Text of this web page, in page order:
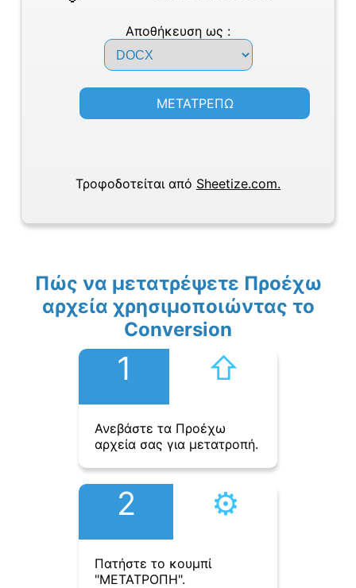
Αποθήκευση ως :
ΜΕΤΑΤΡΕΠΩ
Τροφοδοτείται από Sheetize.com.
Πώς να μετατρέψετε Προέχω
αρχεία χρησιμοποιώντας το
Conversion
1 ⇧︎
Ανεβάστε τα Προέχω
αρχεία σας για μετατροπή.
2 ⚙︎
Πατήστε το κουμπί
"ΜΕΤΑΤΡΟΠΗ".